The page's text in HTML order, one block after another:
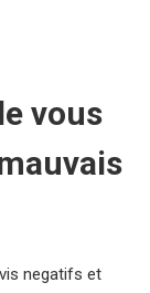
vous
negatifs et